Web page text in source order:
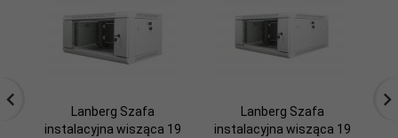
Lanberg Szafa
instalacyjna wisząca 19
Lanberg Szafa
instalacyjna wisząca 19